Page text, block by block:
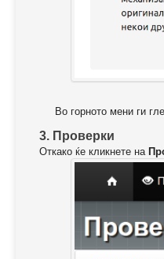
Во горното мени ги
3. Проверки
Откако ќе кликнете на